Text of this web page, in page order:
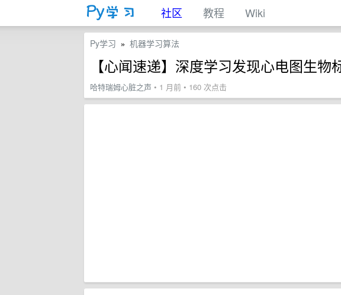
社区 教程 Wiki
Py学习 » 机器学习算法
【心闻速递】深度学习发现心电图生物
哈特瑞姆心脏之声 • 1 月前 • 160 次点击